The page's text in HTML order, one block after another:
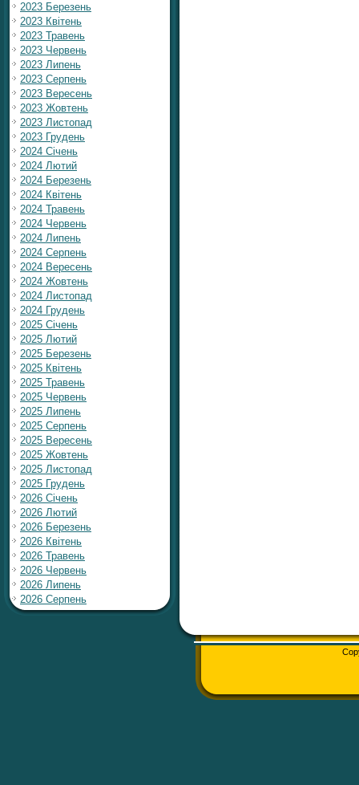
2023 Березень
2023 Квітень
2023 Травень
2023 Червень
2023 Липень
2023 Серпень
2023 Вересень
2023 Жовтень
2023 Листопад
2023 Грудень
2024 Січень
2024 Лютий
2024 Березень
2024 Квітень
2024 Травень
2024 Червень
2024 Липень
2024 Серпень
2024 Вересень
2024 Жовтень
2024 Листопад
2024 Грудень
2025 Січень
2025 Лютий
2025 Березень
2025 Квітень
2025 Травень
2025 Червень
2025 Липень
2025 Серпень
2025 Вересень
2025 Жовтень
2025 Листопад
2025 Грудень
2026 Січень
2026 Лютий
2026 Березень
2026 Квітень
2026 Травень
2026 Червень
2026 Липень
2026 Серпень